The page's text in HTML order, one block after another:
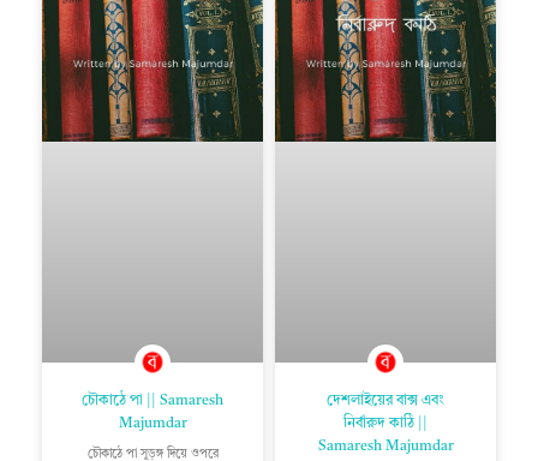
চৌকাঠে পা || Samaresh
Majumdar
চৌকাঠে পা সুড়ঙ্গ দিয়ে ওপরে
দেশলাইয়ের বাক্স এবং
নির্বারুদ কাঠি ||
Samaresh Majumdar